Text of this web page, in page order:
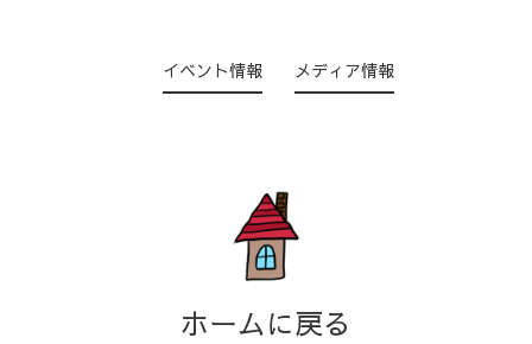
イベント情報 メディア情報
ホームに戻る